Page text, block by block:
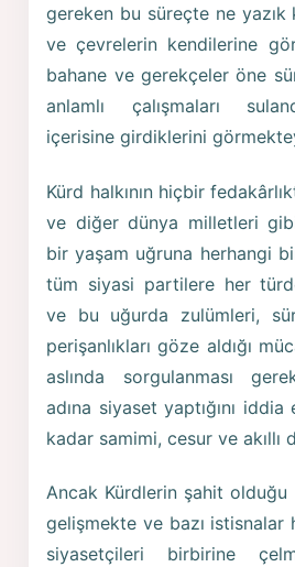
gereken bu süreçte ne yazık
ve çevrelerin kendilerine
bahane ve gerekçeler öne
anlamlı çalışmaları
içerisine girdiklerini
Kürd halkının hiçbir
ve diğer dünya milletleri
bir yaşam uğruna herhangi
tüm siyasi partilere her
ve bu uğurda zulümleri,
perişanlıkları göze aldığı
aslında sorgulanması
adına siyaset yaptığını
kadar samimi, cesur ve akıllı
Ancak Kürdlerin şahit olduğu
gelişmekte ve bazı
siyasetçileri birbirine